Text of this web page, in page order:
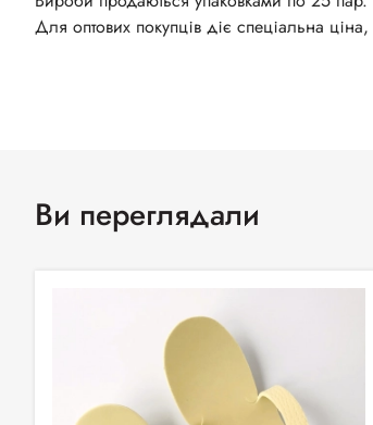
Для оптових покупців діє спеціальна
Ви переглядали